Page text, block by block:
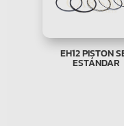
EH12 PISTON
ESTÁNDAR